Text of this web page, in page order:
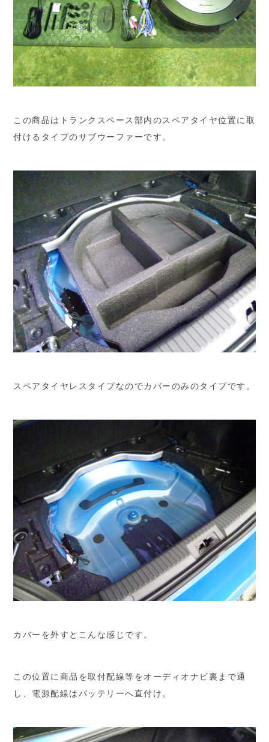
この商品はトランクスペース部内のスペアタイヤ位置に取
付けるタイプのサブウーファーです。
スペアタイヤレスタイプなのでカバーのみのタイプです。
カバーを外すとこんな感じです。
この位置に商品を取付配線等をオーディオナビ裏まで通
し、電源配線はバッテリーへ直付け。